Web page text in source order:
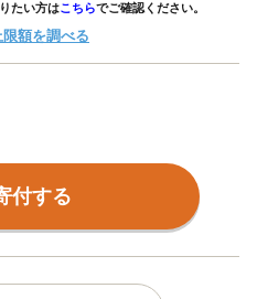
たい方はこちらでご確認ください。
限額を調べる
付する